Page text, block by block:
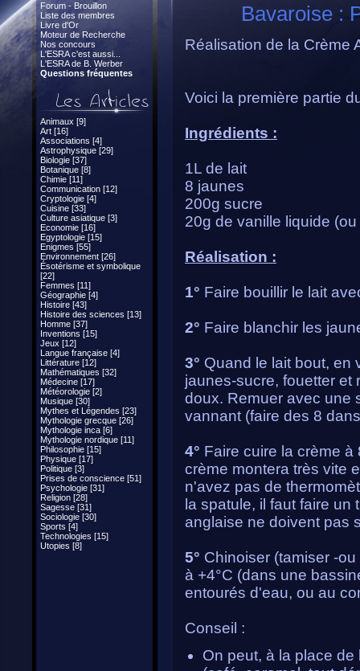
Forum - Brouillon
Liste des membres
Livre d'Or
Moteur de Recherche
Nos concours
L'ESRA c'est aussi...
L'ESRA de B. Werber
Questions fréquentes
Animaux [9]
Art [16]
Associations [4]
Astrophysique [29]
Biologie [37]
Botanique [8]
Chimie [11]
Communication [12]
Cryptologie [4]
Cuisine [33]
Culture asiatique [3]
Economie [16]
Egyptologie [15]
Enigmes [55]
Environnement [26]
Ésotérisme et symbolique
[22]
Femmes [11]
Géographie [4]
Histoire [43]
Histoire des sciences [13]
Homme [37]
Inventions [15]
Jeux [12]
Langue française [4]
Littérature [12]
Mathématiques [32]
Médecine [17]
Météorologie [2]
Musique [30]
Mythes et Légendes [23]
Mythologie grecque [26]
Mythologie inca [6]
Mythologie nordique [11]
Philosophie [15]
Physique [17]
Politique [3]
Prises de conscience [51]
Psychologie [31]
Religion [28]
Sagesse [31]
Sociologie [30]
Sports [4]
Technologies [15]
Utopies [8]
Bavaroise :
Réalisation de la Crème
Voici la première partie
Ingrédients :
1L de lait
8 jaunes
200g sucre
20g de vanille liquide
Réalisation :
1° Faire bouillir le lait
2° Faire blanchir les
3° Quand le lait bout, en
jaunes-sucre, fouetter et
doux. Remuer avec une
vannant (faire des 8
4° Faire cuire la crème à
crème montera très vite
n'avez pas de
la spatule, il faut faire
anglaise ne doivent pas
5° Chinoiser (tamiser -
à +4°C (dans une
entourés d'eau, ou au
Conseil :
On peut, à la place